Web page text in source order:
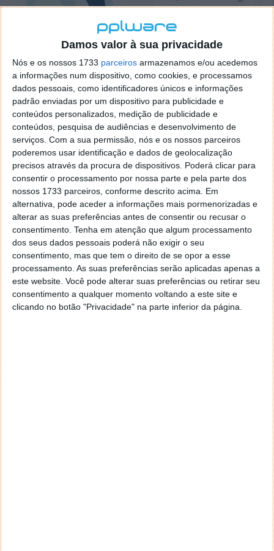
Damos valor à sua privacidade
Nós e os nossos 1733 parceiros armazenamos e/ou acedemos
a informações num dispositivo, como cookies, e processamos
dados pessoais, como identificadores únicos e informações
padrão enviadas por um dispositivo para publicidade e
conteúdos personalizados, medição de publicidade e
conteúdos, pesquisa de audiências e desenvolvimento de
serviços. Com a sua permissão, nós e os nossos parceiros
poderemos usar identificação e dados de geolocalização
precisos através da procura de dispositivos. Poderá clicar para
consentir o processamento por nossa parte e pela parte dos
nossos 1733 parceiros, conforme descrito acima. Em
alternativa, pode aceder a informações mais pormenorizadas e
alterar as suas preferências antes de consentir ou recusar o
consentimento. Tenha em atenção que algum processamento
dos seus dados pessoais poderá não exigir o seu
consentimento, mas que tem o direito de se opor a esse
processamento. As suas preferências serão aplicadas apenas a
este website. Você pode alterar suas preferências ou retirar seu
consentimento a qualquer momento voltando a este site e
clicando no botão "Privacidade" na parte inferior da página.
Neste final de ano redobre a atenção ao que recebe
por e-mail e por SMS. As burlas que circulam são
muitas, e basta uma pequena desatenção para que
"partilhe" dados sensíveis com os burlões.
Este artigo tem mais de um ano
Acompanhe o Pplware no Google Notícias
Proponha uma correção, faça uma sugestão
Autor:Pedro Pinto